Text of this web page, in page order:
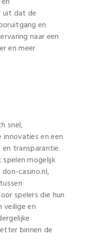
uit dat de
en
naar een
en meer
snel,
en een
transparantie.
mogelijk
casino.nl,
spelers die hun
veilige en
binnen de